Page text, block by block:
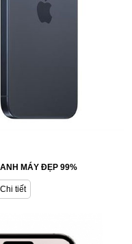
MÁY ĐẸP 99%
Chi tiết